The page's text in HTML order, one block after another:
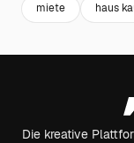
miete haus
Die kreative